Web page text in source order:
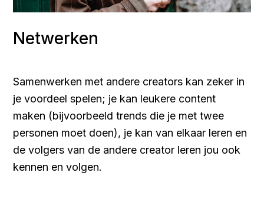
Netwerken
Samenwerken met andere creators kan zeker in
je voordeel spelen; je kan leukere content
maken (bijvoorbeeld trends die je met twee
personen moet doen), je kan van elkaar leren en
de volgers van de andere creator leren jou ook
kennen en volgen.